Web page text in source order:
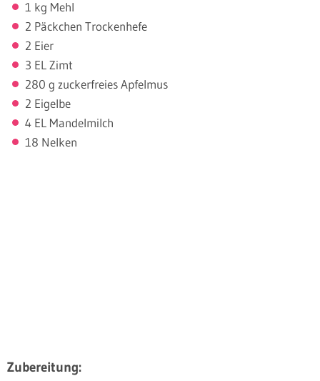
1 kg Mehl
2 Päckchen Trockenhefe
2 Eier
3 EL Zimt
280 g zuckerfreies Apfelmus
2 Eigelbe
4 EL Mandelmilch
18 Nelken
Zubereitung: